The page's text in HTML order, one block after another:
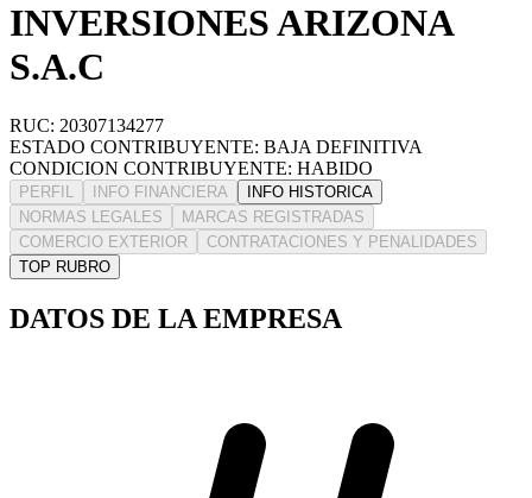
INVERSIONES ARIZONA
S.A.C
RUC: 20307134277
ESTADO CONTRIBUYENTE: BAJA DEFINITIVA
CONDICION CONTRIBUYENTE: HABIDO
PERFIL INFO FINANCIERA
INFO HISTORICA
NORMAS LEGALES
MARCAS REGISTRADAS
COMERCIO EXTERIOR
CONTRATACIONES Y PENALIDADES
TOP RUBRO
DATOS DE LA EMPRESA